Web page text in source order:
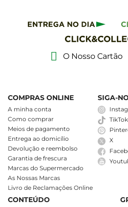
O Nosso Cartão
COMPRAS ONLINE
A minha conta
Como comprar
Meios de pagamento
Entrega ao domicílio
Devolução e reembolso
Garantia de frescura
Marcas do Supermercado
As Nossas Marcas
Livro de Reclamações Online
SIGA-
TikTok
X
CONTEÚDO